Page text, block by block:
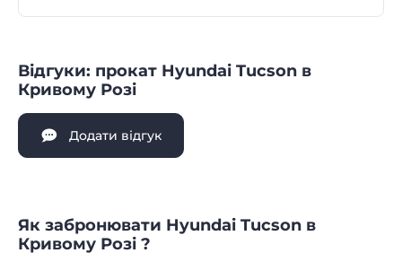
Відгуки: прокат Hyundai Tucson в
Кривому Розі
Додати відгук
Як забронювати Hyundai Tucson в
Кривому Розі ?